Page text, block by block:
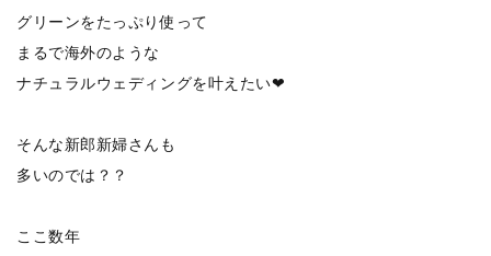
グリーンをたっぷり使って
まるで海外のような
ナチュラルウェディングを叶えたい❤
そんな新郎新婦さんも
多いのでは？？
ここ数年